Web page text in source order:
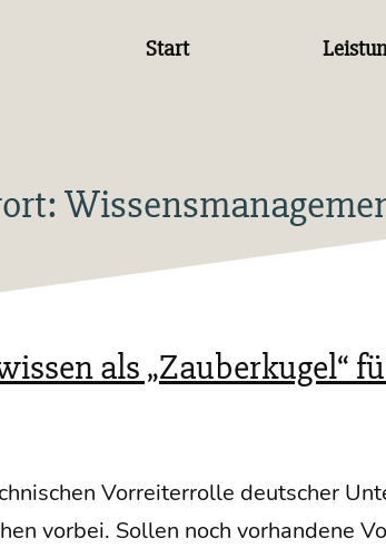
Start
als „Zauberkugel“
Vor­rei­ter­rol­le deut­scher
vor­bei. Sol­len noch vor­han­de­ne